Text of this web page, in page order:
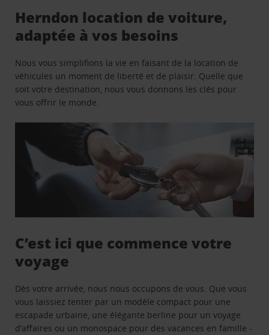
Herndon location de voiture,
adaptée à vos besoins
Nous vous simplifions la vie en faisant de la location de
véhicules un moment de liberté et de plaisir. Quelle que
soit votre destination, nous vous donnons les clés pour
vous offrir le monde.
C’est ici que commence votre
voyage
Dès votre arrivée, nous nous occupons de vous. Que vous
vous laissiez tenter par un modèle compact pour une
escapade urbaine, une élégante berline pour un voyage
d’affaires ou un monospace pour des vacances en famille -